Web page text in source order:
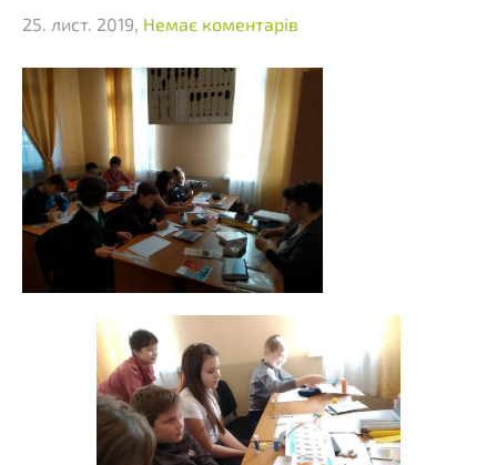
25. лист. 2019, Немає коментарів